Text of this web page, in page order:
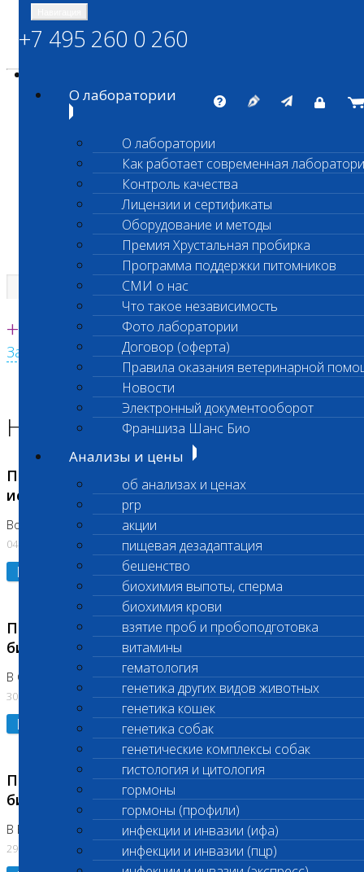
ШАНС БИО
Независимая ветеринарная лаборатория
Единая круглосуточная справочная
+7 495 260 0 260
Заказать звонок с сайта
+7 495 260 0 260
О лаборатории
О лаборатории
Как работает современная
Контроль качества
Лицензии и сертификаты
Оборудование и методы
Премия Хрустальная пробирка
Программа поддержки питомников
СМИ о нас
Что такое независимость
Фото лаборатории
Договор (оферта)
Правила оказания ветеринарной
Новости
Электронный документооборот
Франшиза Шанс Био
Анализы и цены
об анализах и ценах
prp
акции
пищевая дезадаптация
бешенство
биохимия выпоты, сперма
биохимия крови
взятие проб и пробоподготовка
витамины
гематология
генетика других видов животных
генетика кошек
генетика собак
генетические комплексы собак
гистология и цитология
гормоны
гормоны (профили)
инфекции и инвазии (ифа)
инфекции и инвазии (пцр)
Главная страница
Новости лаборатории
Приостановка срочных биохимических
исследований
Во Владыкино
04.08.2026
Подробнее
Приостановлено выполнение срочных
биохимических исследований
В Сколково. Код (123,309,310)
30.07.2026
Подробнее
Приостановлено выполнение срочных
биохимических исследований
В Бутово 29.07.26
29.07.2026